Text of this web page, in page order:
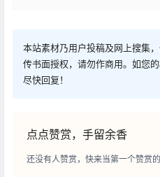
本站素材乃用户投稿及网上搜集
传书面授权，请勿作商用。如您
尽快回复！
点点赞赏，手留余香
还没有人赞赏，快来当第一个赞赏的